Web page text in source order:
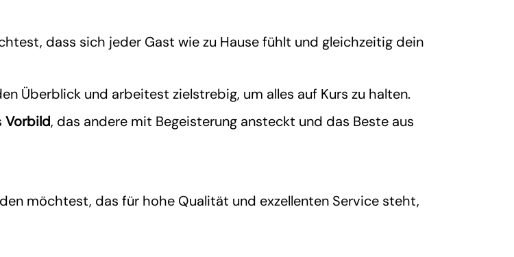
dass sich jeder Gast wie zu Hause fühlt und gleichzeitig dein
Überblick und arbeitest zielstrebig, um alles auf Kurs zu halten.
Vorbild, das andere mit Begeisterung ansteckt und das Beste aus
möchtest, das für hohe Qualität und exzellenten Service steht,